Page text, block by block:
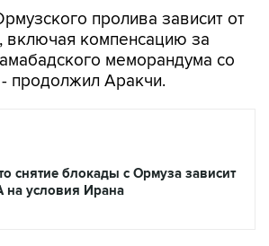
пролива зависит от
включая компенсацию за
меморандума со
продолжил Аракчи.
снятие блокады с Ормуза зависит
на условия Ирана